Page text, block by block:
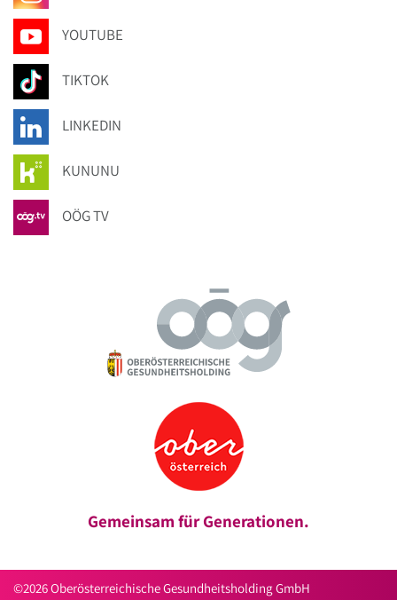
YOUTUBE
TIKTOK
LINKEDIN
KUNUNU
OÖG TV
Gemeinsam für Generationen.
©2026 Oberösterreichische Gesundheitsholding GmbH